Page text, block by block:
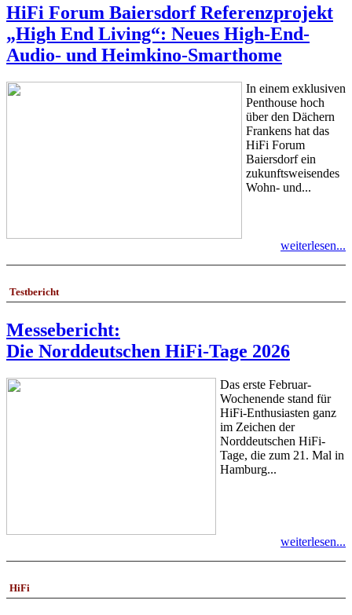
HiFi Forum Baiersdorf Referenzprojekt
„High End Living“: Neues High-End-
Audio- und Heimkino-Smarthome
In einem exklusiven
Penthouse hoch
über den Dächern
Frankens hat das
HiFi Forum
Baiersdorf ein
zukunftsweisendes
Wohn- und...
weiterlesen...
Testbericht
Messebericht:
Die Norddeutschen HiFi-Tage 2026
Das erste Februar-
Wochenende stand für
HiFi-Enthusiasten ganz
im Zeichen der
Norddeutschen HiFi-
Tage, die zum 21. Mal in
Hamburg...
weiterlesen...
HiFi